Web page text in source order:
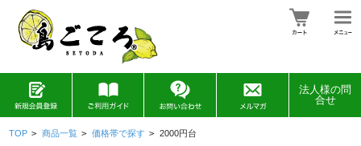
法人様の問
合せ
TOP > 商品一覧 > 価格帯で探す > 2000円台